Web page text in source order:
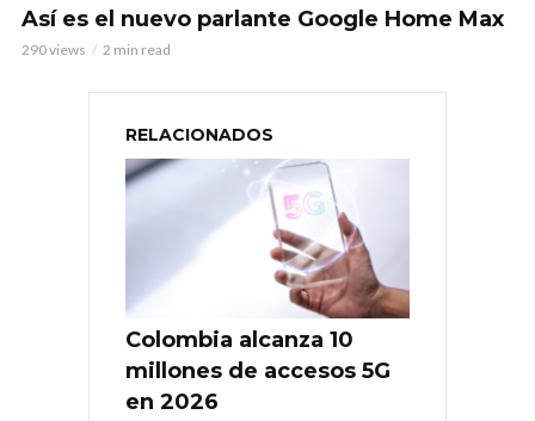
Así es el nuevo parlante Google Home Max
290 views 2 min read
RELACIONADOS
Colombia alcanza 10
millones de accesos 5G
en 2026